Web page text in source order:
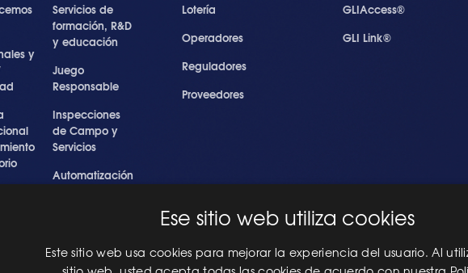
y
Servicios de
formación, R&D
y educación
Juego
Responsable
Inspecciones
de Campo y
Servicios
Automatización
Profesionales
Lotería
Operadores
Reguladores
Proveedores
GLIAccess®
GLI Link®
Ese sitio web utiliza cookies
Este sitio web usa cookies para mejorar la experiencia del usuario. Al